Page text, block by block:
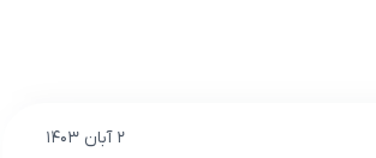
۲ آبان ۱۴۰۳